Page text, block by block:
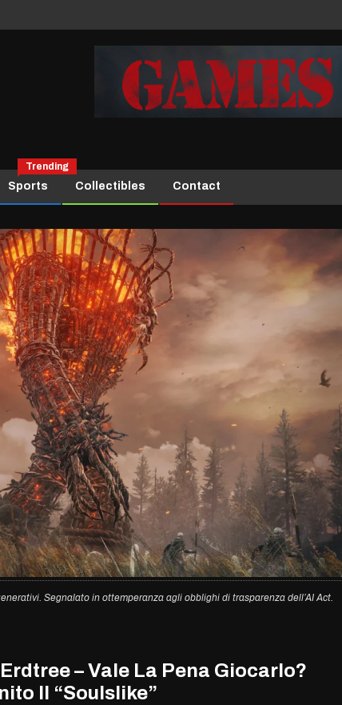
Sports
Trending
Collectibles Contact
Segnalato in ottemperanza agli obblighi di trasparenza dell’AI Act.
– Vale La Pena Giocarlo?
Il “Soulslike”